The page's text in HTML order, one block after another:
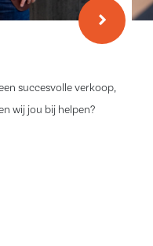
succesvolle verkoop,
wij jou bij helpen?